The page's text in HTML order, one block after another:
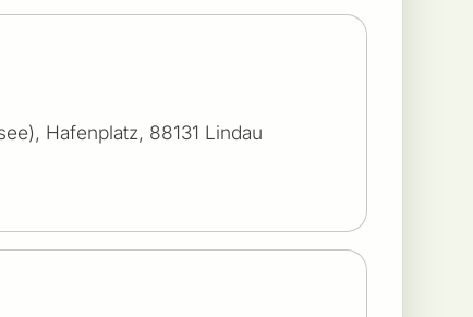
Hafenplatz, 88131 Lindau